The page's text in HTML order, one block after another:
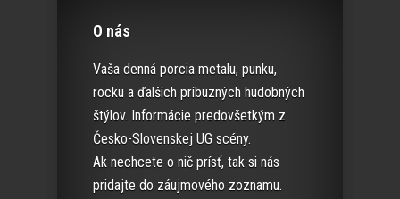
O nás
Vaša denná porcia metalu, punku,
rocku a ďalších príbuzných hudobných
štýlov. Informácie predovšetkým z
Česko-Slovenskej UG scény.
Ak nechcete o nič prísť, tak si nás
pridajte do záujmového zoznamu.